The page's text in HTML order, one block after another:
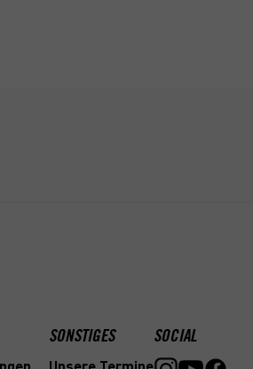
SONSTIGES SOCIAL